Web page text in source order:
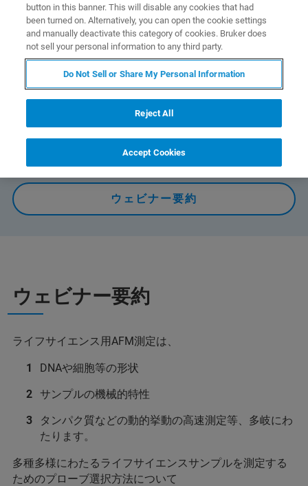
DNA・細胞等ライフサイエンスサンプル測定用プローブ
オンデマンドで視聴する
ウェビナー要約
ウェビナー要約
ライフサイエンス用AFM測定は、
DNAや細胞等の形状
サンプルの機械的特性
タンパク質などの動的挙動の高速測定等、多岐にわ
たります。
多種多様にわたるライフサイエンスサンプルを測定する
ためのプローブ選択方法について
button in this banner. This will disable any cookies that had
been turned on. Alternatively, you can open the cookie settings
and manually deactivate this category of cookies. Bruker does
not sell your personal information to any third party.
Do Not Sell or Share My Personal Information
Reject All
Accept Cookies